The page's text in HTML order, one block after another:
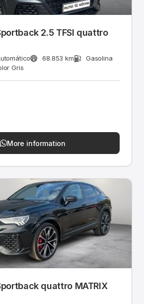
2.5 TFSI quattro
68.853 km
Gasolina
Gris
More information
quattro MATRIX